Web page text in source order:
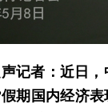
记者：近日
期国内经济